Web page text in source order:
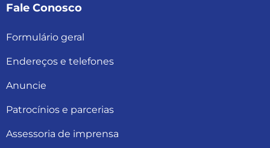
Fale Conosco
Formulário geral
Endereços e telefones
Anuncie
Patrocínios e parcerias
Assessoria de imprensa